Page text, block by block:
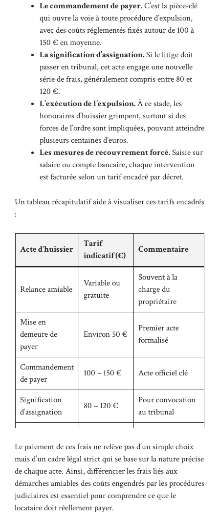
Le commandement de payer.C’est la pièce-clé
qui ouvre la voie à toute procédure d’expulsion,
avec des coûts réglementés fixés autour de 100 à
150 € en moyenne.
La signification d’assignation.Si le litige doit
passer en tribunal, cet acte engage une nouvelle
série de frais, généralement compris entre 80 et
120 €.
L’exécution de l’expulsion.À ce stade, les
honoraires d’huissier grimpent, surtout si des
forces de l’ordre sont impliquées, pouvant atteindre
plusieurs centaines d’euros.
Les mesures de recouvrement forcé.Saisie sur
salaire ou compte bancaire, chaque intervention
est facturée selon un tarif encadré par décret.
Un tableau récapitulatif aide à visualiser ces tarifs encadrés
:
Acte d’huissier
Tarif
indicatif (€)
Commentaire
Relance amiable
Variable ou
gratuite
Souvent à la
charge du
propriétaire
Mise en
demeure de
payer
Environ 50 €
Premier acte
formalisé
Commandement
de payer
100 – 150 € Acte officiel clé
Signification
d’assignation
80 – 120 €
Pour convocation
au tribunal
l’expulsion
centaines
d’euros
parfois complexe
Mesures de
recouvrement
Tarifs selon
intervention
Saisie sur salaire
ou bancaire
Le paiement de ces frais ne relève pas d’un simple choix
mais d’un cadre légal strict qui se base sur la nature précise
de chaque acte. Ainsi, différencier les frais liés aux
démarches amiables des coûts engendrés par les procédures
judiciaires est essentiel pour comprendre ce que le
locataire doit réellement payer.